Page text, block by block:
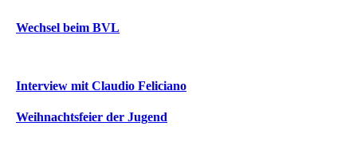
Wechsel beim BVL
Interview mit Claudio Feliciano
Weihnachtsfeier der Jugend